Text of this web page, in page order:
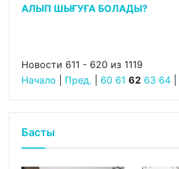
АЛЫП ШЫҒУҒА БОЛАДЫ?
Новости 611 - 620 из 1119
Начало
Пред. 60 61 62 63 64
Басты